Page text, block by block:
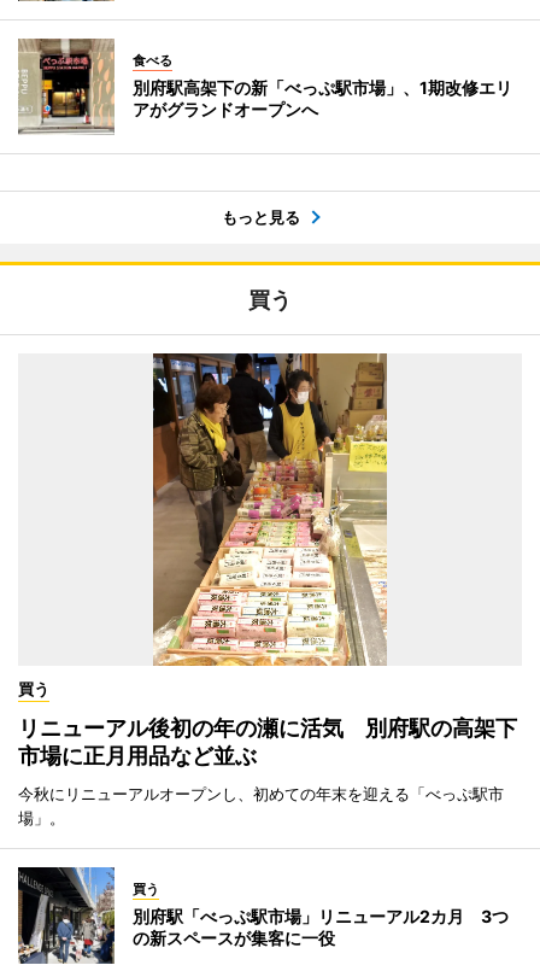
食べる
別府駅高架下の新「べっぷ駅市場」、1期改修エリ
アがグランドオープンへ
もっと見る
買う
買う
リニューアル後初の年の瀬に活気 別府駅の高架下
市場に正月用品など並ぶ
今秋にリニューアルオープンし、初めての年末を迎える「べっぷ駅市
場」。
買う
別府駅「べっぷ駅市場」リニューアル2カ月 3つ
の新スペースが集客に一役